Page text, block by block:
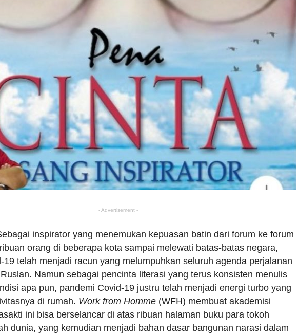
- Advertisement -
inspirator yang menemukan kepuasan batin dari forum ke forum
orang di beberapa kota sampai melewati batas-batas negara,
19 telah menjadi racun yang melumpuhkan seluruh agenda perjalanan
Namun sebagai pencinta literasi yang terus konsisten menulis
apa pun, pandemi Covid-19 justru telah menjadi energi turbo yang
di rumah. Work from Homme (WFH) membuat akademisi
ini bisa berselancar di atas ribuan halaman buku para tokoh
dunia, yang kemudian menjadi bahan dasar bangunan narasi dalam